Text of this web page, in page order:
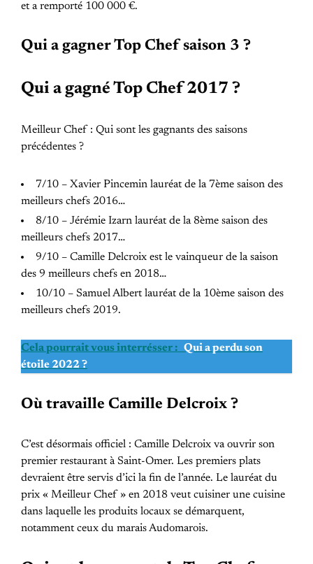
et a remporté 100 000 €.
Qui a gagner Top Chef saison 3 ?
Qui a gagné Top Chef 2017 ?
Meilleur Chef : Qui sont les gagnants des saisons
précédentes ?
7/10 – Xavier Pincemin lauréat de la 7ème saison des
meilleurs chefs 2016…
8/10 – Jérémie Izarn lauréat de la 8ème saison des
meilleurs chefs 2017…
9/10 – Camille Delcroix est le vainqueur de la saison
des 9 meilleurs chefs en 2018…
10/10 – Samuel Albert lauréat de la 10ème saison des
meilleurs chefs 2019.
Cela pourrait vous interrésser : Qui a perdu son
étoile 2022 ?
Où travaille Camille Delcroix ?
C’est désormais officiel : Camille Delcroix va ouvrir son
premier restaurant à Saint-Omer. Les premiers plats
devraient être servis d’ici la fin de l’année. Le lauréat du
prix « Meilleur Chef » en 2018 veut cuisiner une cuisine
dans laquelle les produits locaux se démarquent,
notamment ceux du marais Audomarois.